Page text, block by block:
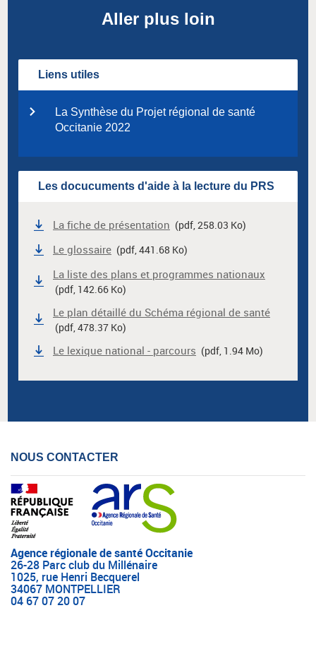
Aller plus loin
Liens utiles
La Synthèse du Projet régional de santé
Occitanie 2022
Les docucuments d'aide à la lecture du PRS
La fiche de présentation (pdf, 258.03 Ko)
Le glossaire (pdf, 441.68 Ko)
La liste des plans et programmes nationaux
(pdf, 142.66 Ko)
Le plan détaillé du Schéma régional de santé
(pdf, 478.37 Ko)
Le lexique national - parcours (pdf, 1.94 Mo)
NOUS CONTACTER
Agence régionale de santé Occitanie
26-28 Parc club du Millénaire
1025, rue Henri Becquerel
34067 MONTPELLIER
04 67 07 20 07